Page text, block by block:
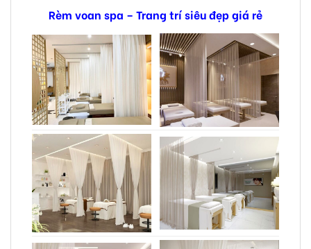
Rèm voan spa – Trang trí siêu đẹp giá rẻ